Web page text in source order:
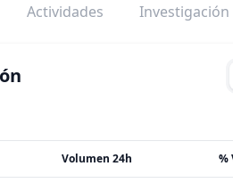
Actividades Investigación
Volumen 24h %